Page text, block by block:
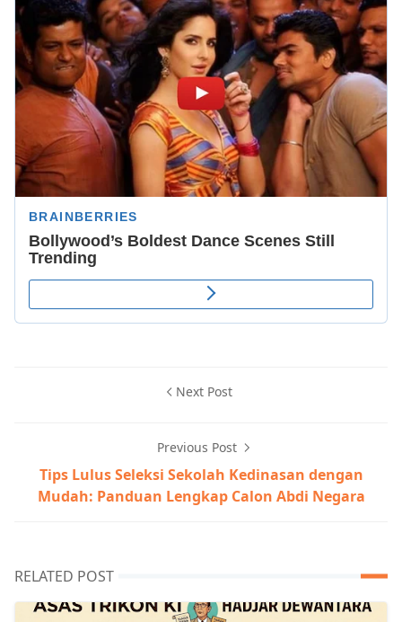
Next Post
Previous Post
Tips Lulus Seleksi Sekolah Kedinasan dengan
Mudah: Panduan Lengkap Calon Abdi Negara
RELATED POST